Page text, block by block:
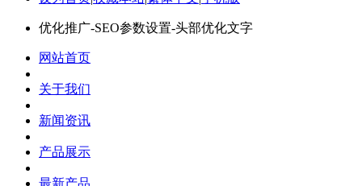
优化推广-SEO参数设置-头部优化文字
网站首页
关于我们
新闻资讯
产品展示
最新产品